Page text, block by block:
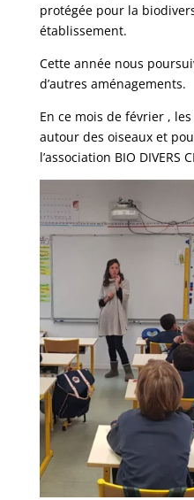
protégée pour la
établissement.
Cette année nous
d’autres aménagements.
En ce mois de février ,
autour des oiseaux et
l’association BIO DIVERS